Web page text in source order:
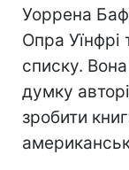
Уоррена
Опра Уїнфрі
списку.
думку
зробити